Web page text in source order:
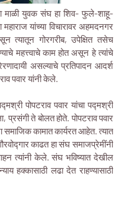
माळी युवक संघ हा शिव- फुले-शाहू-
यांच्या विचारावर अहमदनगर
त्यातून गोरगरीब, उपेक्षित तसेच
महत्त्वाचे काम होत असून हे त्यांचे
असल्याचे प्रतिपादन आदर्श
पवार यांनी केले.
पोपटराव पवार यांचा पद्मश्री
प्रसंगी ते बोलत होते. पोपटराव पवार
कामात कार्यरत आहेत. त्यात
काढत हा संघ समाजप्रेमींनी
त्यांनी केले. संघ भविष्यात देखील
हक्कासाठी लढा देत राहण्यासाठी